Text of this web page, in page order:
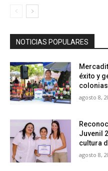
NOTICIAS POPULARES
éxito y
agosto 8,
Juvenil
cultura
agosto 8,